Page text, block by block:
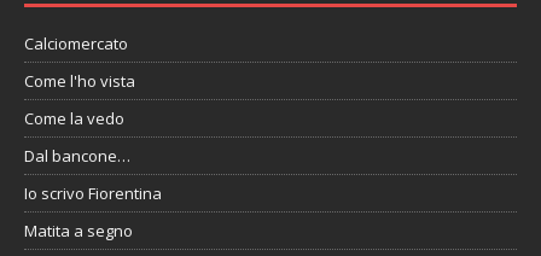
Calciomercato
Come l'ho vista
Come la vedo
Dal bancone…
Io scrivo Fiorentina
Matita a segno